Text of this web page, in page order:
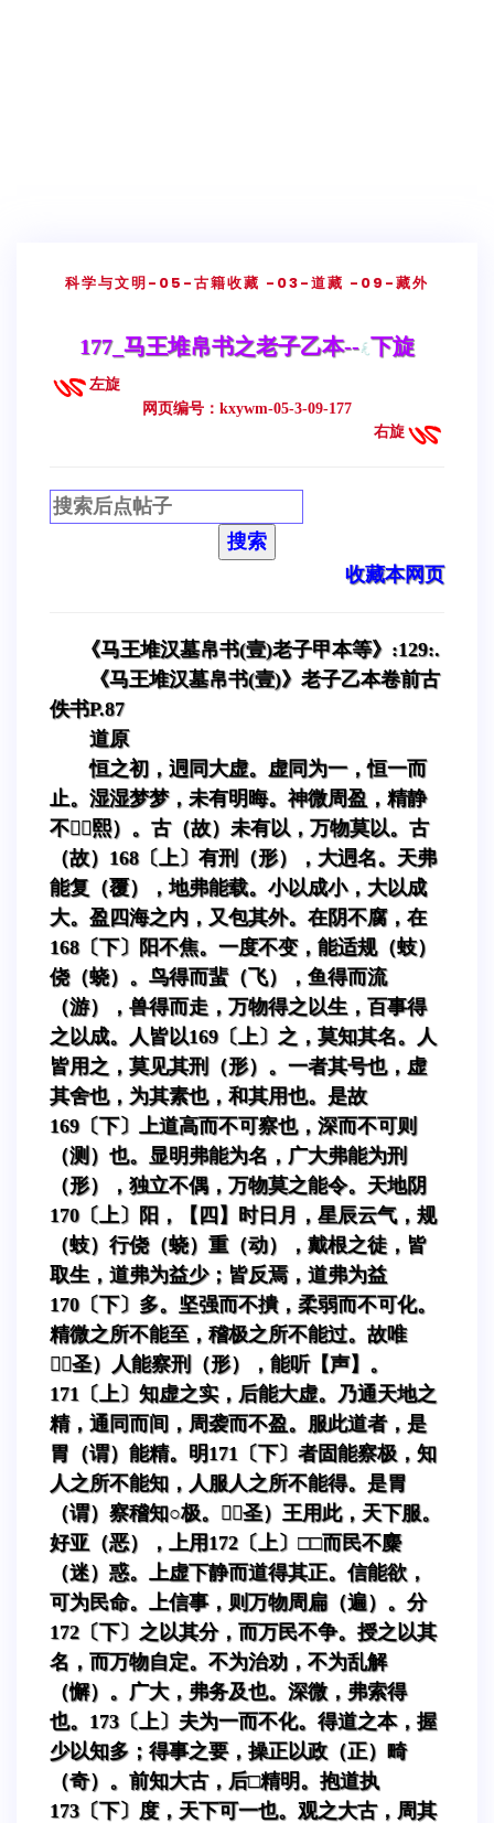
科学与文明-05-古籍收藏 -03-道藏 -09-藏外
177_马王堆帛书之老子乙本-- 下旋
左旋
网页编号：kxywm-05-3-09-177
右旋
搜索
收藏本网页
《马王堆汉墓帛书(壹)老子甲本等》:129:.
《马王堆汉墓帛书(壹)》老子乙本卷前古
佚书P.87
道原
恒之初，迵同大虚。虚同为一，恒一而
止。湿湿梦梦，未有明晦。神微周盈，精静
不（熙）。古（故）未有以，万物莫以。古
（故）168〔上〕有刑（形），大迵名。天弗
能复（覆），地弗能载。小以成小，大以成
大。盈四海之内，又包其外。在阴不腐，在
168〔下〕阳不焦。一度不变，能适规（蚑）
侥（蛲）。鸟得而蜚（飞），鱼得而流
（游），兽得而走，万物得之以生，百事得
之以成。人皆以169〔上〕之，莫知其名。人
皆用之，莫见其刑（形）。一者其号也，虚
其舍也，为其素也，和其用也。是故
169〔下〕上道高而不可察也，深而不可则
（测）也。显明弗能为名，广大弗能为刑
（形），独立不偶，万物莫之能令。天地阴
170〔上〕阳，【四】时日月，星辰云气，规
（蚑）行侥（蛲）重（动），戴根之徒，皆
取生，道弗为益少；皆反焉，道弗为益
170〔下〕多。坚强而不撌，柔弱而不可化。
精微之所不能至，稽极之所不能过。故唯
（圣）人能察刑（形），能听【声】。
171〔上〕知虚之实，后能大虚。乃通天地之
精，通同而间，周袭而不盈。服此道者，是
胃（谓）能精。明171〔下〕者固能察极，知
人之所不能知，人服人之所不能得。是胃
（谓）察稽知○极。（圣）王用此，天下服。
好亚（恶），上用172〔上〕□□而民不麋
（迷）惑。上虚下静而道得其正。信能欲，
可为民命。上信事，则万物周扁（遍）。分
172〔下〕之以其分，而万民不争。授之以其
名，而万物自定。不为治劝，不为乱解
（懈）。广大，弗务及也。深微，弗索得
也。173〔上〕夫为一而不化。得道之本，握
少以知多；得事之要，操正以政（正）畸
（奇）。前知大古，后□精明。抱道执
173〔下〕度，天下可一也。观之大古，周其